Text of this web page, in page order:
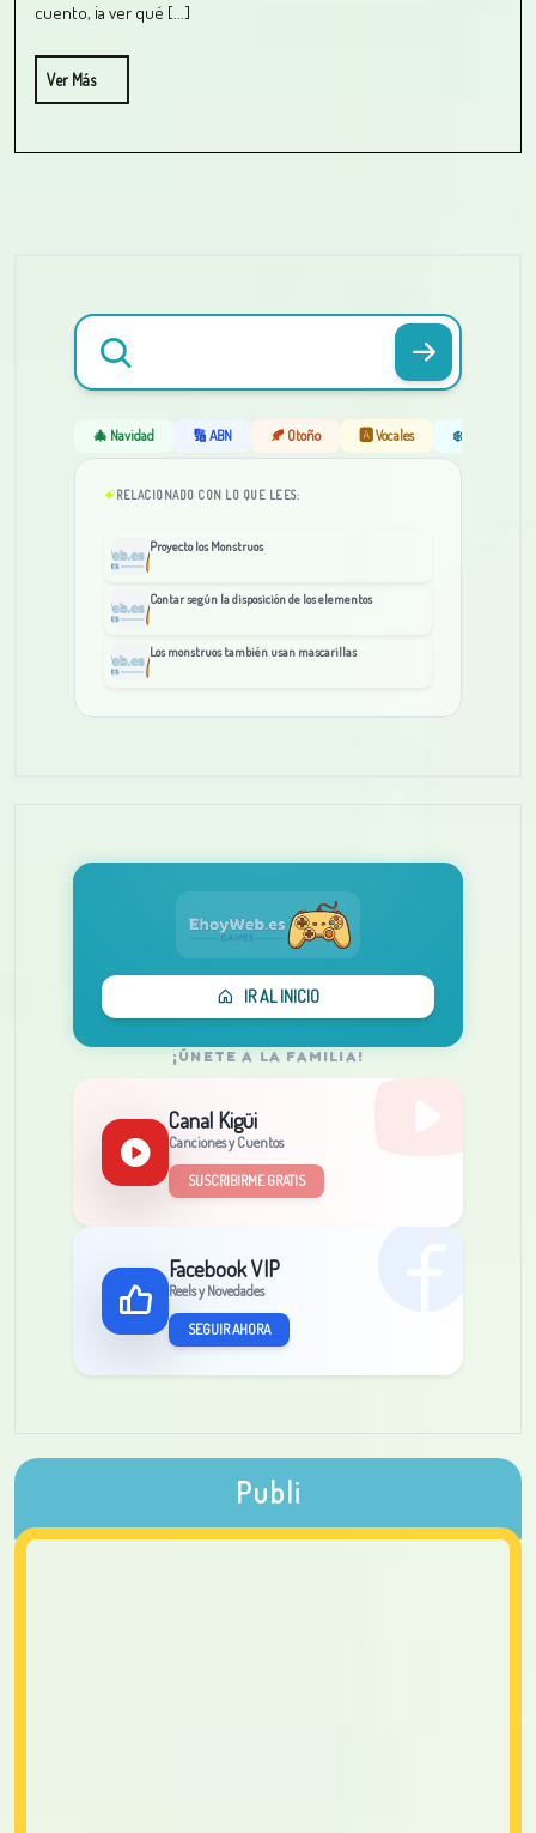
cuento, ¡a ver qué [...]
Ver Más
🎄 Navidad 🔢 ABN 🍂 Otoño 🅰️ Vocales ❄️ Invierno
RELACIONADO CON LO QUE LEES:
Proyecto los Monstruos
Contar según la disposición de los elementos
Los monstruos también usan mascarillas
IR AL INICIO
¡ÚNETE A LA FAMILIA!
Canal Kigüi
Canciones y Cuentos
SUSCRIBIRME GRATIS
Facebook VIP
Reels y Novedades
SEGUIR AHORA
Publi